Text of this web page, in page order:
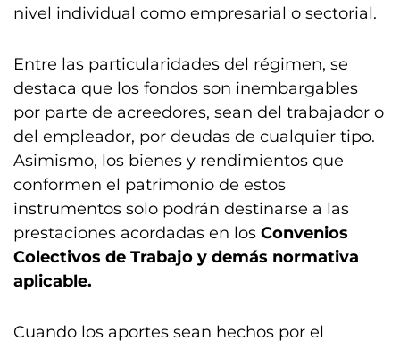
nivel individual como empresarial o sectorial.
Entre las particularidades del régimen, se
destaca que los fondos son inembargables
por parte de acreedores, sean del trabajador o
del empleador, por deudas de cualquier tipo.
Asimismo, los bienes y rendimientos que
conformen el patrimonio de estos
instrumentos solo podrán destinarse a las
prestaciones acordadas en los Convenios
Colectivos de Trabajo y demás normativa
aplicable.
Cuando los aportes sean hechos por el